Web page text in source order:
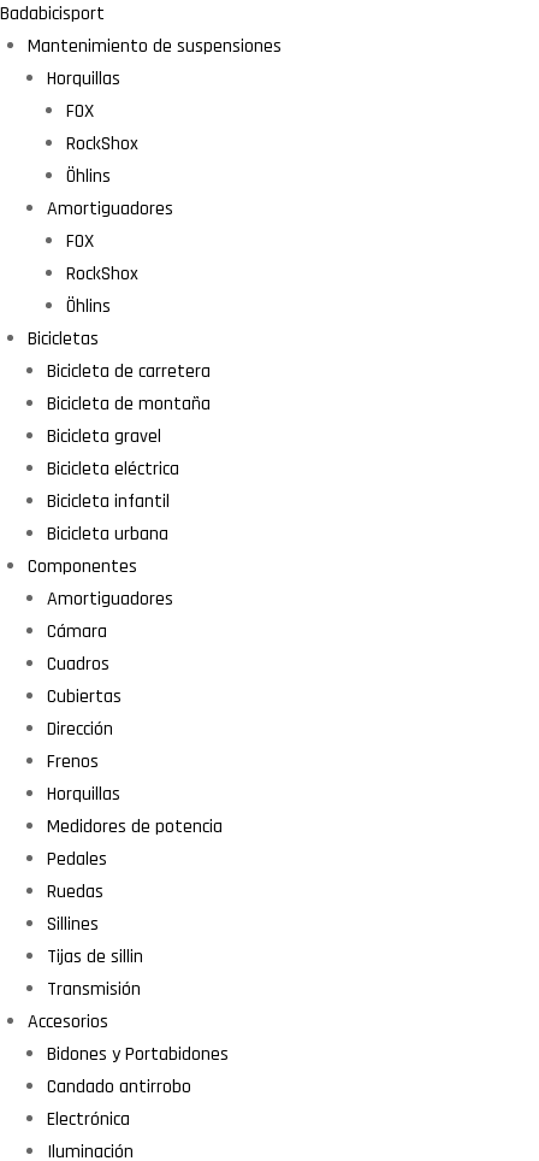
Badabicisport
Mantenimiento de suspensiones
Horquillas
FOX
RockShox
Öhlins
Amortiguadores
FOX
RockShox
Öhlins
Bicicletas
Bicicleta de carretera
Bicicleta de montaña
Bicicleta gravel
Bicicleta eléctrica
Bicicleta infantil
Bicicleta urbana
Componentes
Amortiguadores
Cámara
Cuadros
Cubiertas
Dirección
Frenos
Horquillas
Medidores de potencia
Pedales
Ruedas
Sillines
Tijas de sillin
Transmisión
Accesorios
Bidones y Portabidones
Candado antirrobo
Electrónica
Iluminación